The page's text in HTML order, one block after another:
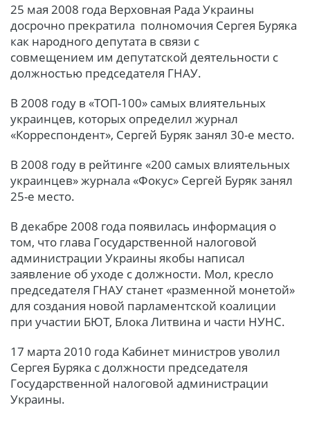
25 мая 2008 года Верховная Рада Украины
досрочно прекратила полномочия Сергея Буряка
как народного депутата в связи с
совмещением им депутатской деятельности с
должностью председателя ГНАУ.
В 2008 году в «ТОП-100» самых влиятельных
украинцев, которых определил журнал
«Корреспондент», Сергей Буряк занял 30-е место.
В 2008 году в рейтинге «200 самых влиятельных
украинцев» журнала «Фокус» Сергей Буряк занял
25-е место.
В декабре 2008 года появилась информация о
том, что глава Государственной налоговой
администрации Украины якобы написал
заявление об уходе с должности. Мол, кресло
председателя ГНАУ станет «разменной монетой»
для создания новой парламентской коалиции
при участии БЮТ, Блока Литвина и части НУНС.
17 марта 2010 года Кабинет министров уволил
Сергея Буряка с должности председателя
Государственной налоговой администрации
Украины.